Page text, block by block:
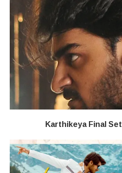
Karthikeya Final